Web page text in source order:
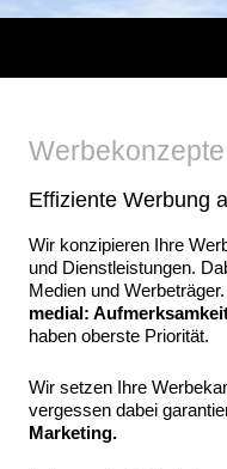
Werbekonzepte
Effiziente Werbung
Wir konzipieren Ihre
und Dienstleistungen.
Medien und
medial:
haben oberste Priorität.
Wir setzen Ihre
vergessen dabei
Marketing.